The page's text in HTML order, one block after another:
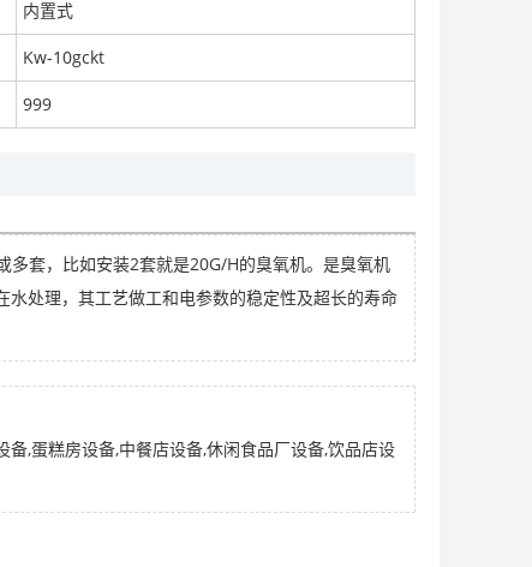
面议
面议
内置式
Kw-10gckt
999
多套，比如安装2套就是20G/H的臭氧机。是臭氧机
处理，其工艺做工和电参数的稳定性及超长的寿命
,蛋糕房设备,中餐店设备,休闲食品厂设备,饮品店设